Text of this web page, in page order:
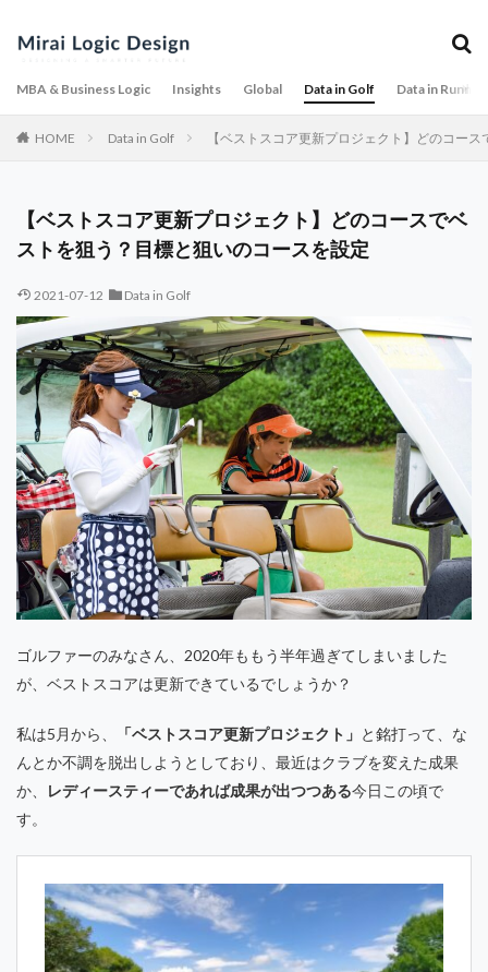
MBA & Business Logic Insights Global Data in Golf Data in
HOME Data in Golf 【ベストスコア更新プロジェクト】どのコー
【ベストスコア更新プロジェクト】どのコースでベ
ストを狙う？目標と狙いのコースを設定
2021-07-12 Data in Golf
ゴルファーのみなさん、2020年ももう半年過ぎてしまいました
が、ベストスコアは更新できているでしょうか？
私は5月から、 「ベストスコア更新プロジェクト」 と銘打って、な
んとか不調を脱出しようとしており、最近はクラブを変えた成果
か、
レディースティーであれば成果が出つつある今日この頃で
す。